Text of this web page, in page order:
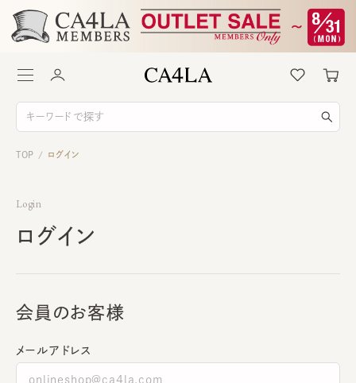
TOP / ログイン
Login
ログイン
会員のお客様
メールアドレス